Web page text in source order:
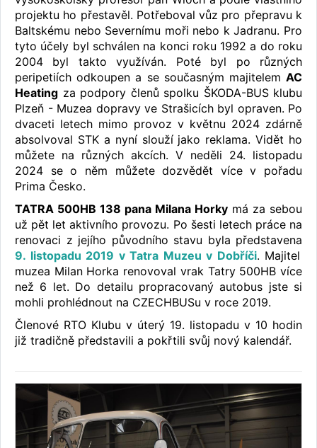
projektu ho přestavěl. Potřeboval vůz pro přepravu k
Baltskému nebo Severnímu moři nebo k Jadranu. Pro
tyto účely byl schválen na konci roku 1992 a do roku
2004 byl takto využíván. Poté byl po různých
peripetiích odkoupen a se současným majitelem AC
Heating za podpory členů spolku ŠKODA-BUS klubu
Plzeň - Muzea dopravy ve Strašicích byl opraven. Po
dvaceti letech mimo provoz v květnu 2024 zdárně
absolvoval STK a nyní slouží jako reklama. Vidět ho
můžete na různých akcích. V neděli 24. listopadu
2024 se o něm můžete dozvědět více v pořadu
Prima Česko.
TATRA 500HB 138 pana Milana Horky má za sebou
už pět let aktivního provozu. Po šesti letech práce na
renovaci z jejího původního stavu byla představena
9. listopadu 2019 v Tatra Muzeu v Dobříči. Majitel
muzea Milan Horka renovoval vrak Tatry 500HB více
než 6 let. Do detailu propracovaný autobus jste si
mohli prohlédnout na CZECHBUSu v roce 2019.
Členové RTO Klubu v úterý 19. listopadu v 10 hodin
již tradičně představili a pokřtili svůj nový kalendář.